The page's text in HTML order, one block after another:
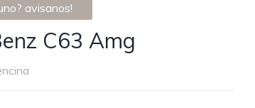
avisanos!
C63 Amg